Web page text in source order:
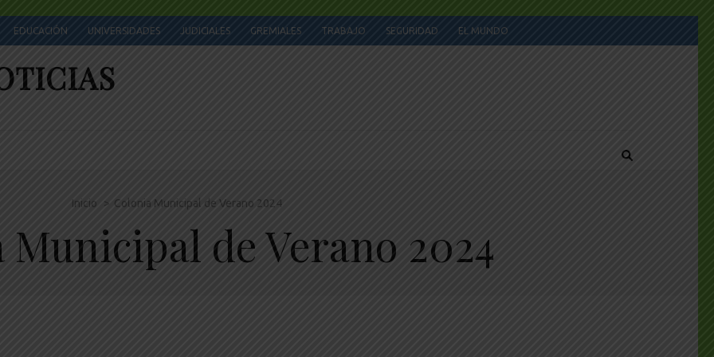
EDUCACIÓN UNIVERSIDADES JUDICIALES GREMIALES TRABAJO SEGURIDAD EL MUNDO
Inicio > Colonia Municipal de Verano 2024
Municipal de Verano 2024